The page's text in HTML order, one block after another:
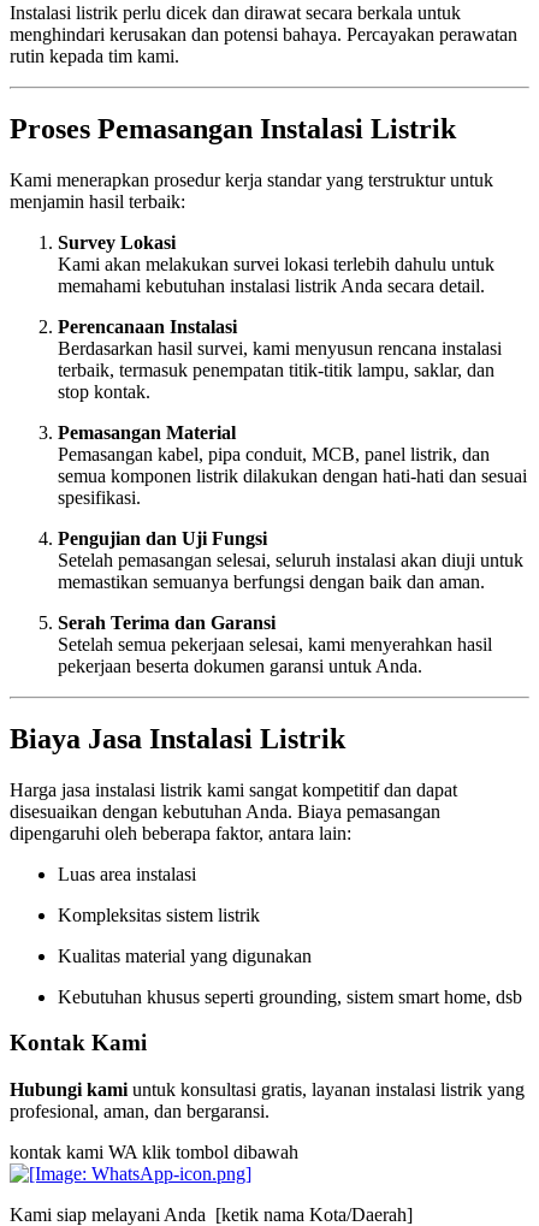
Instalasi listrik perlu dicek dan dirawat secara berkala untuk
menghindari kerusakan dan potensi bahaya. Percayakan perawatan
rutin kepada tim kami.
Proses Pemasangan Instalasi Listrik
Kami menerapkan prosedur kerja standar yang terstruktur untuk
menjamin hasil terbaik:
Survey Lokasi
Kami akan melakukan survei lokasi terlebih dahulu untuk
memahami kebutuhan instalasi listrik Anda secara detail.
Perencanaan Instalasi
Berdasarkan hasil survei, kami menyusun rencana instalasi
terbaik, termasuk penempatan titik-titik lampu, saklar, dan
stop kontak.
Pemasangan Material
Pemasangan kabel, pipa conduit, MCB, panel listrik, dan
semua komponen listrik dilakukan dengan hati-hati dan sesuai
spesifikasi.
Pengujian dan Uji Fungsi
Setelah pemasangan selesai, seluruh instalasi akan diuji untuk
memastikan semuanya berfungsi dengan baik dan aman.
Serah Terima dan Garansi
Setelah semua pekerjaan selesai, kami menyerahkan hasil
pekerjaan beserta dokumen garansi untuk Anda.
Biaya Jasa Instalasi Listrik
Harga jasa instalasi listrik kami sangat kompetitif dan dapat
disesuaikan dengan kebutuhan Anda. Biaya pemasangan
dipengaruhi oleh beberapa faktor, antara lain:
Luas area instalasi
Kompleksitas sistem listrik
Kualitas material yang digunakan
Kebutuhan khusus seperti grounding, sistem smart home, dsb
Kontak Kami
Hubungi kami untuk konsultasi gratis, layanan instalasi listrik yang
profesional, aman, dan bergaransi.
kontak kami WA klik tombol dibawah
Kami siap melayani Anda [ketik nama Kota/Daerah]